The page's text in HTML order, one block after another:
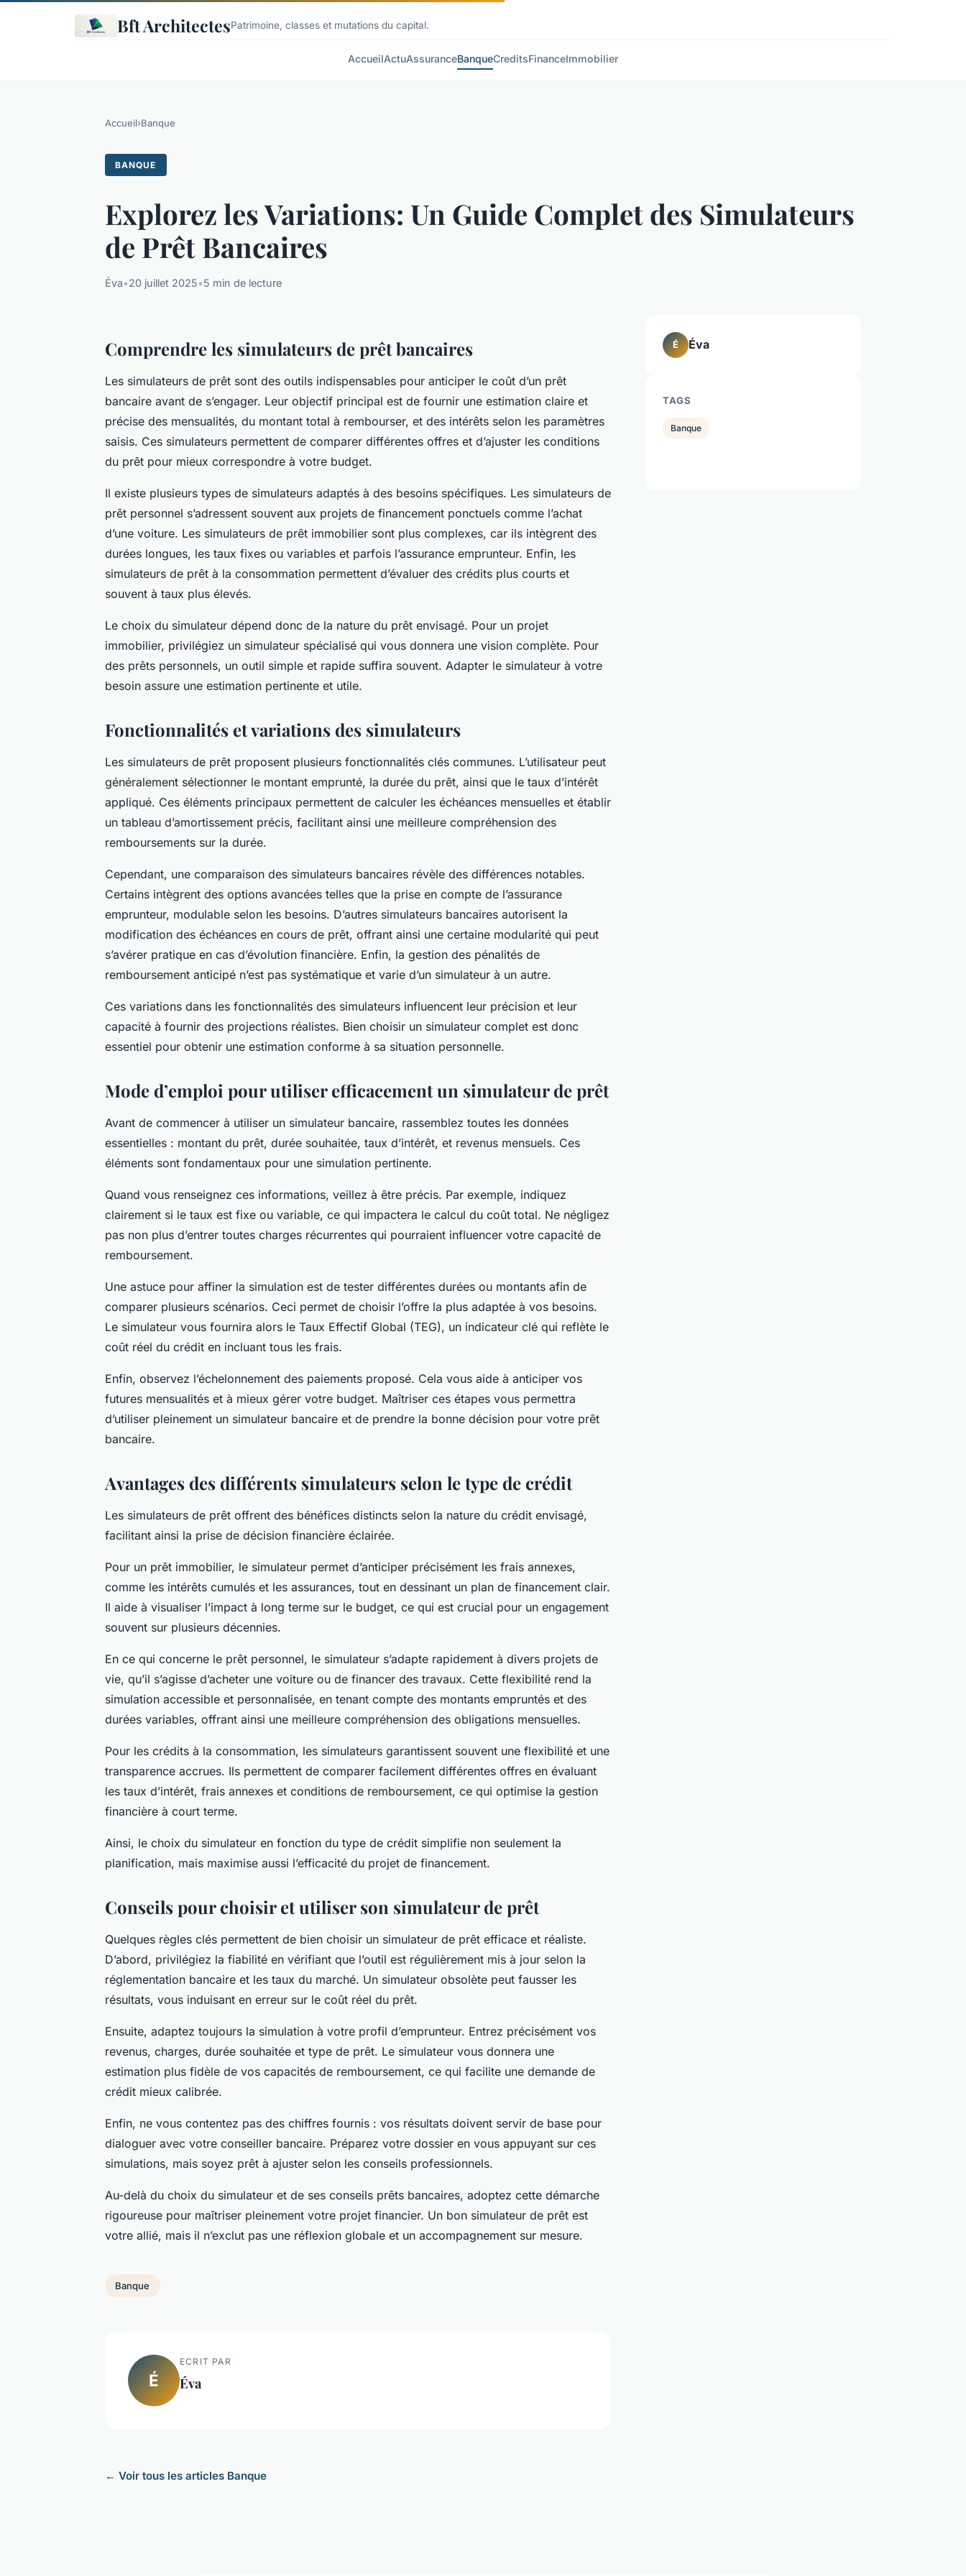
Bft ArchitectesPatrimoine, classes et mutations du capital.
AccueilActuAssuranceBanqueCreditsFinanceImmobilier
Accueil›Banque
BANQUE
Explorez les Variations: Un Guide Complet des Simulateurs
de Prêt Bancaires
Éva•20 juillet 2025•5 min de lecture
Comprendre les simulateurs de prêt bancaires
Les simulateurs de prêt sont des outils indispensables pour anticiper le coût d’un prêt
bancaire avant de s’engager. Leur objectif principal est de fournir une estimation claire et
précise des mensualités, du montant total à rembourser, et des intérêts selon les paramètres
saisis. Ces simulateurs permettent de comparer différentes offres et d’ajuster les conditions
du prêt pour mieux correspondre à votre budget.
Il existe plusieurs types de simulateurs adaptés à des besoins spécifiques. Les simulateurs de
prêt personnel s’adressent souvent aux projets de financement ponctuels comme l’achat
d’une voiture. Les simulateurs de prêt immobilier sont plus complexes, car ils intègrent des
durées longues, les taux fixes ou variables et parfois l’assurance emprunteur. Enfin, les
simulateurs de prêt à la consommation permettent d’évaluer des crédits plus courts et
souvent à taux plus élevés.
Le choix du simulateur dépend donc de la nature du prêt envisagé. Pour un projet
immobilier, privilégiez un simulateur spécialisé qui vous donnera une vision complète. Pour
des prêts personnels, un outil simple et rapide suffira souvent. Adapter le simulateur à votre
besoin assure une estimation pertinente et utile.
Fonctionnalités et variations des simulateurs
Les simulateurs de prêt proposent plusieurs fonctionnalités clés communes. L’utilisateur peut
généralement sélectionner le montant emprunté, la durée du prêt, ainsi que le taux d’intérêt
appliqué. Ces éléments principaux permettent de calculer les échéances mensuelles et établir
un tableau d’amortissement précis, facilitant ainsi une meilleure compréhension des
remboursements sur la durée.
Cependant, une comparaison des simulateurs bancaires révèle des différences notables.
Certains intègrent des options avancées telles que la prise en compte de l’assurance
emprunteur, modulable selon les besoins. D’autres simulateurs bancaires autorisent la
modification des échéances en cours de prêt, offrant ainsi une certaine modularité qui peut
s’avérer pratique en cas d’évolution financière. Enfin, la gestion des pénalités de
remboursement anticipé n’est pas systématique et varie d’un simulateur à un autre.
Ces variations dans les fonctionnalités des simulateurs influencent leur précision et leur
capacité à fournir des projections réalistes. Bien choisir un simulateur complet est donc
essentiel pour obtenir une estimation conforme à sa situation personnelle.
Mode d’emploi pour utiliser efficacement un simulateur de prêt
Avant de commencer à utiliser un simulateur bancaire, rassemblez toutes les données
essentielles : montant du prêt, durée souhaitée, taux d’intérêt, et revenus mensuels. Ces
éléments sont fondamentaux pour une simulation pertinente.
Quand vous renseignez ces informations, veillez à être précis. Par exemple, indiquez
clairement si le taux est fixe ou variable, ce qui impactera le calcul du coût total. Ne négligez
pas non plus d’entrer toutes charges récurrentes qui pourraient influencer votre capacité de
remboursement.
Une astuce pour affiner la simulation est de tester différentes durées ou montants afin de
comparer plusieurs scénarios. Ceci permet de choisir l’offre la plus adaptée à vos besoins.
Le simulateur vous fournira alors le Taux Effectif Global (TEG), un indicateur clé qui reflète le
coût réel du crédit en incluant tous les frais.
Enfin, observez l’échelonnement des paiements proposé. Cela vous aide à anticiper vos
futures mensualités et à mieux gérer votre budget. Maîtriser ces étapes vous permettra
d’utiliser pleinement un simulateur bancaire et de prendre la bonne décision pour votre prêt
bancaire.
Avantages des différents simulateurs selon le type de crédit
Les simulateurs de prêt offrent des bénéfices distincts selon la nature du crédit envisagé,
facilitant ainsi la prise de décision financière éclairée.
Pour un prêt immobilier, le simulateur permet d’anticiper précisément les frais annexes,
comme les intérêts cumulés et les assurances, tout en dessinant un plan de financement clair.
Il aide à visualiser l’impact à long terme sur le budget, ce qui est crucial pour un engagement
souvent sur plusieurs décennies.
En ce qui concerne le prêt personnel, le simulateur s’adapte rapidement à divers projets de
vie, qu’il s’agisse d’acheter une voiture ou de financer des travaux. Cette flexibilité rend la
simulation accessible et personnalisée, en tenant compte des montants empruntés et des
durées variables, offrant ainsi une meilleure compréhension des obligations mensuelles.
Pour les crédits à la consommation, les simulateurs garantissent souvent une flexibilité et une
transparence accrues. Ils permettent de comparer facilement différentes offres en évaluant
les taux d’intérêt, frais annexes et conditions de remboursement, ce qui optimise la gestion
financière à court terme.
Ainsi, le choix du simulateur en fonction du type de crédit simplifie non seulement la
planification, mais maximise aussi l’efficacité du projet de financement.
Conseils pour choisir et utiliser son simulateur de prêt
Quelques règles clés permettent de bien choisir un simulateur de prêt efficace et réaliste.
D’abord, privilégiez la fiabilité en vérifiant que l’outil est régulièrement mis à jour selon la
réglementation bancaire et les taux du marché. Un simulateur obsolète peut fausser les
résultats, vous induisant en erreur sur le coût réel du prêt.
Ensuite, adaptez toujours la simulation à votre profil d’emprunteur. Entrez précisément vos
revenus, charges, durée souhaitée et type de prêt. Le simulateur vous donnera une
estimation plus fidèle de vos capacités de remboursement, ce qui facilite une demande de
crédit mieux calibrée.
Enfin, ne vous contentez pas des chiffres fournis : vos résultats doivent servir de base pour
dialoguer avec votre conseiller bancaire. Préparez votre dossier en vous appuyant sur ces
simulations, mais soyez prêt à ajuster selon les conseils professionnels.
Au-delà du choix du simulateur et de ses conseils prêts bancaires, adoptez cette démarche
rigoureuse pour maîtriser pleinement votre projet financier. Un bon simulateur de prêt est
votre allié, mais il n’exclut pas une réflexion globale et un accompagnement sur mesure.
Banque
É
ECRIT PAR
Éva
← Voir tous les articles Banque
É Éva
TAGS
Banque